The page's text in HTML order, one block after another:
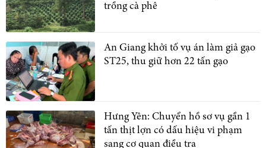
trồng cà phê
An Giang khởi tố vụ án làm giả gạo
ST25, thu giữ hơn 22 tấn gạo
Hưng Yên: Chuyển hồ sơ vụ gần 1
tấn thịt lợn có dấu hiệu vi phạm
sang cơ quan điều tra